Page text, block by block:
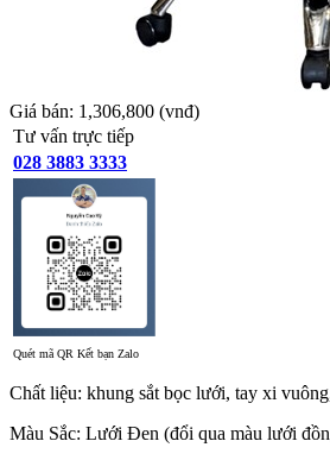
Giá bán: 1,306,800 (vnđ)
Tư vấn trực tiếp
028 3883 3333
Quét mã QR Kết bạn Zalo
Chất liệu: khung sắt bọc lưới, tay xi
Màu Sắc: Lưới Đen (đổi qua màu lưới